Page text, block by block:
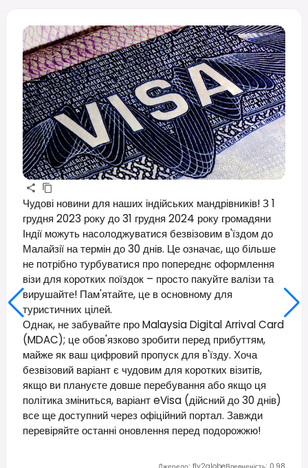
Чудові новини для наших індійських мандрівників! З 1
грудня 2023 року до 31 грудня 2024 року громадяни
Індії можуть насолоджуватися безвізовим в'їздом до
Малайзії на термін до 30 днів. Це означає, що більше
не потрібно турбуватися про попереднє оформлення
візи для коротких поїздок – просто пакуйте валізи та
вирушайте! Пам'ятайте, це в основному для
туристичних цілей.
Однак, не забувайте про Malaysia Digital Arrival Card
(MDAC); це обов'язково зробити перед прибуттям,
майже як ваш цифровий пропуск для в'їзду. Хоча
безвізовий варіант є чудовим для коротких візитів,
якщо ви плануєте довше перебування або якщо ця
політика зміниться, варіант eVisa (дійсний до 30 днів)
все ще доступний через офіційний портал. Завжди
перевіряйте останні оновлення перед подорожжю!